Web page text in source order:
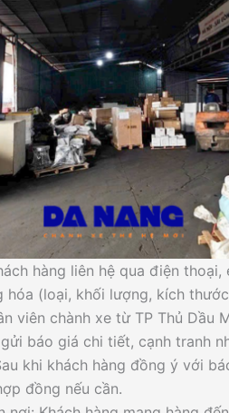
hàng liên hệ qua điện
hóa (loại, khối lượng, kích
viên chành xe từ TP Thủ
báo giá chi tiết, cạnh tranh
khi khách hàng đồng ý với
đồng nếu cần.